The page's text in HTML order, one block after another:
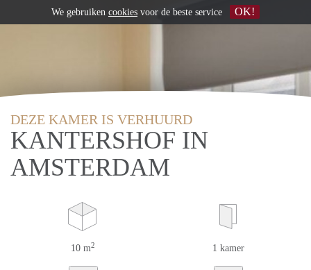
DEZE KAMER IS VERHUURD
KANTERSHOF IN
AMSTERDAM
10 m2 1 kamer
We gebruiken cookies voor de beste service OK!